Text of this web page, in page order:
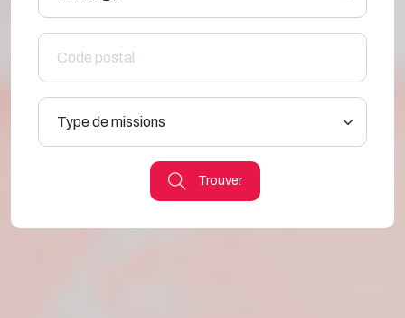
Trouver